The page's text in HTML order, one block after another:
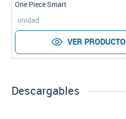
One Piece Smart
unidad
VER PRODUCTO
Descargables